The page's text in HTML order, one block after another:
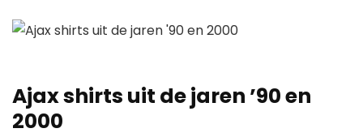
Ajax shirts uit de jaren ’90 en
2000